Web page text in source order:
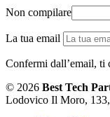
Non compilare
La tua email
Confermi dall’email, ti
© 2026 Best Tech
Lodovico Il Moro,